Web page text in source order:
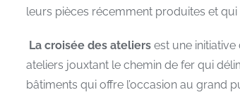
leurs pièces récemment produites et
La croisée des ateliers est une
ateliers jouxtant le chemin de fer qui
bâtiments qui offre l’occasion au grand